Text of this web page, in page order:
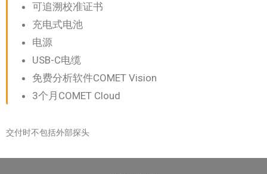
可追溯校准证书
充电式电池
电源
USB-C电缆
免费分析软件COMET Vision
3个月COMET Cloud
交付时不包括外部探头